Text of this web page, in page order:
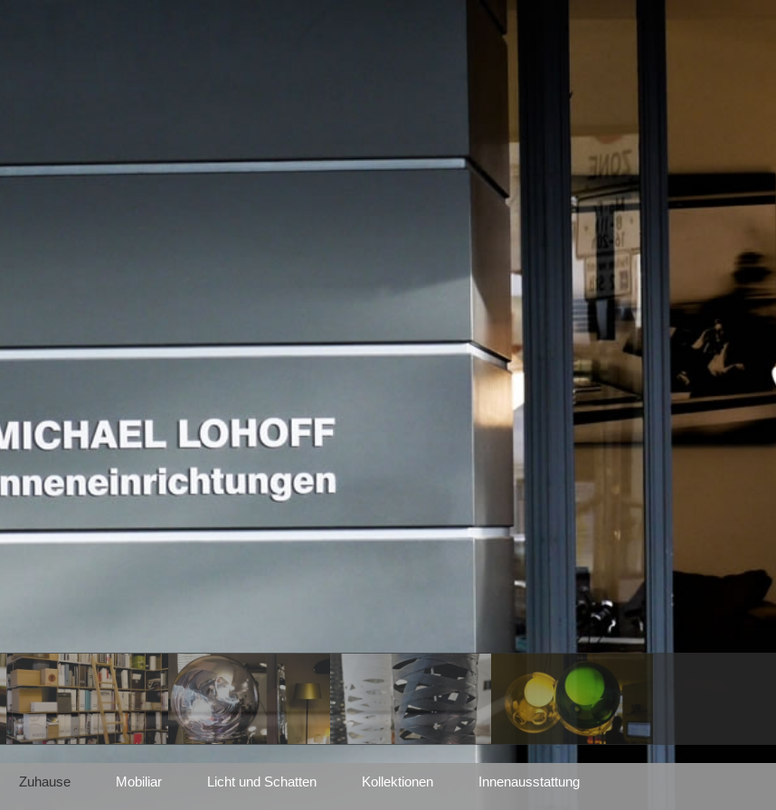
Zuhause Mobiliar Licht und Schatten Kollektionen Innenausstattung